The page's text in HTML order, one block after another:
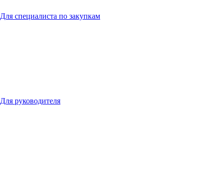
Для специалиста по закупкам
Для руководителя